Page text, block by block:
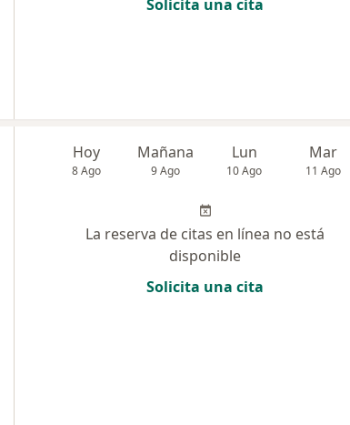
Solicita una cita
Hoy
8 Ago
Mañana
9 Ago
Lun
10 Ago
Mar
11 Ago
La reserva de citas en línea no está
disponible
Solicita una cita